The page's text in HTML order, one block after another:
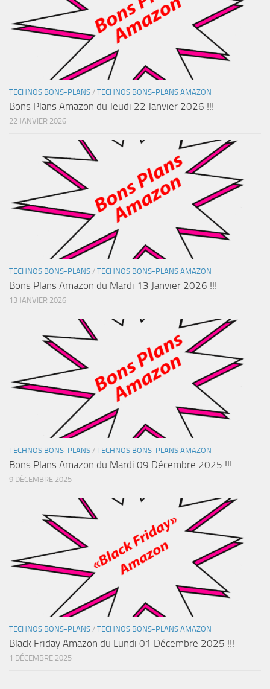
TECHNOS BONS-PLANS / TECHNOS BONS-PLANS AMAZON
Bons Plans Amazon du Jeudi 22 Janvier 2026 !!!
22 JANVIER 2026
TECHNOS BONS-PLANS / TECHNOS BONS-PLANS AMAZON
Bons Plans Amazon du Mardi 13 Janvier 2026 !!!
13 JANVIER 2026
TECHNOS BONS-PLANS / TECHNOS BONS-PLANS AMAZON
Bons Plans Amazon du Mardi 09 Décembre 2025 !!!
9 DÉCEMBRE 2025
TECHNOS BONS-PLANS / TECHNOS BONS-PLANS AMAZON
Black Friday Amazon du Lundi 01 Décembre 2025 !!!
1 DÉCEMBRE 2025